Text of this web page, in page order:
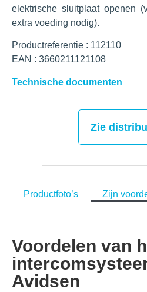
elektrische sluitplaat openen
extra voeding nodig).
Productreferentie : 112110
EAN : 3660211121108
Technische documenten
Zie
Productfoto’s Zijn
Voordelen van
Avidsen